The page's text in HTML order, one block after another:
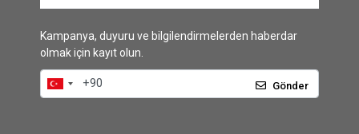
Kampanya, duyuru ve bilgilendirmelerden haberdar
olmak için kayıt olun.
Gönder